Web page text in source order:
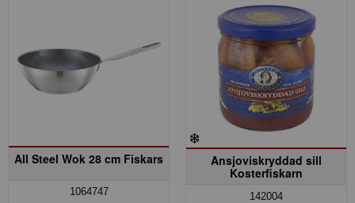
All Steel Wok 28 cm Fiskars
1064747
Ansjoviskryddad sill
Kosterfiskarn
142004